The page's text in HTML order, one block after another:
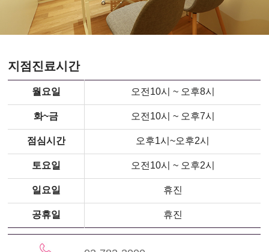
지점진료시간
월요일 오전10시 ~ 오후8시
화~금 오전10시 ~ 오후7시
점심시간 오후1시~오후2시
토요일 오전10시 ~ 오후2시
일요일 휴진
공휴일 휴진